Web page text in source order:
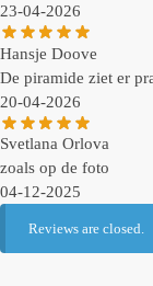
23-04-2026
Hansje Doove
De piramide ziet er
20-04-2026
Svetlana Orlova
zoals op de foto
04-12-2025
Reviews are closed.